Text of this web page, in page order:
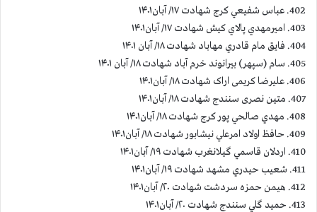
402. عباس شفيعي كرج شهادت ۱۷/ آبان۱۴۰۱
403. اميرمهدي پالاي كيش شهادت ۱۷/ آبان۱۴۰۱
404. فايق مام قادري مهاباد شهادت ۱۸/ آبان ۱۴۰۱
405. سام (سپهر) بيرانوند خرم آباد شهادت ۱۸/ آبان ۱۴۰۱
406. علیرضا کریمی اراک شهادت ۱۸/ آبان۱۴۰۱
407. متین نصری سنندج شهادت ۱۸/ آبان۱۴۰۱
408. مهدي صالحي پور كرج شهادت ۱۸/ آبان۱۴۰۱
409. حافظ اولاد امرعلي نيشابور شهادت ۱۸/ آبان۱۴۰۱
410. اردلان قاسمي گيلانغرب شهادت ۱۹/ آبان۱۴۰۱
411. شعيب حيدري مشهد شهادت ۱۹/ آبان۱۴۰۱
412. هيمن حمزه سردشت شهادت ۲۰/ آبان۱۴۰۱
413. حمید گلي سنندج شهادت ۲۰/ آبان۱۴۰۱